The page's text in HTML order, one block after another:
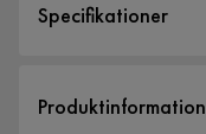
Specifikationer
Storlek
Produktinformation